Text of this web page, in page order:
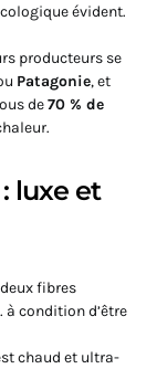
évident.
producteurs se
Patagonie, et
de70 % de
luxe et
fibres
condition d’être
chaud et ultra-